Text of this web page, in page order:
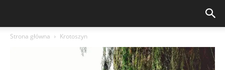
Strona główna Krotoszyn